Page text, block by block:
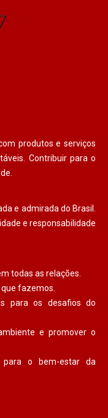
produtos e serviços
Contribuir para o
e admirada do Brasil.
e responsabilidade
todas as relações.
fazemos.
para os desafios do
e promover o
para o bem-estar da